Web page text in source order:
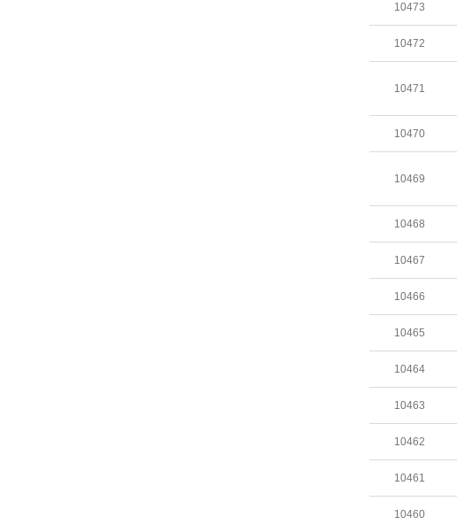
10473
10472
10471
10470
10469
10468
10467
10466
10465
10464
10463
10462
10461
10460